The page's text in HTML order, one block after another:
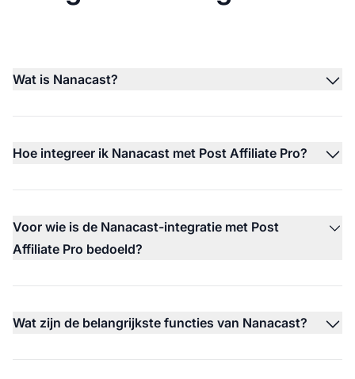
Wat is Nanacast?
Hoe integreer ik Nanacast met Post Affiliate Pro?
Voor wie is de Nanacast-integratie met Post
Affiliate Pro bedoeld?
Wat zijn de belangrijkste functies van Nanacast?